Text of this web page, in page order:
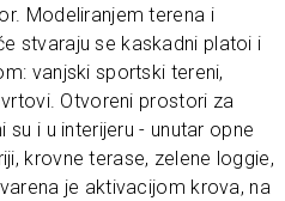
Modeliranjem terena i
stvaraju se kaskadni platoi i
vanjski sportski tereni,
Otvoreni prostori za
i u interijeru - unutar opne
krovne terase, zelene loggie,
je aktivacijom krova, na